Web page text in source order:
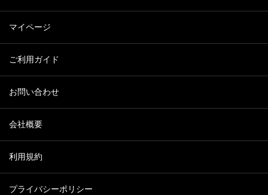
マイページ
ご利用ガイド
お問い合わせ
会社概要
利用規約
プライバシーポリシー